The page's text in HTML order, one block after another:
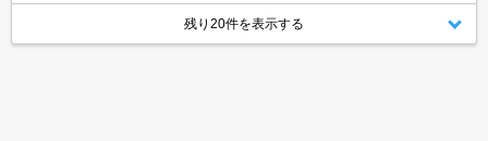
きます。
残り20件を表示する